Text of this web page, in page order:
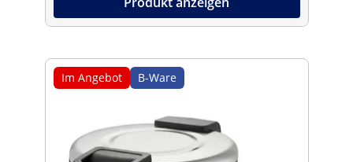
Im Angebot B-Ware